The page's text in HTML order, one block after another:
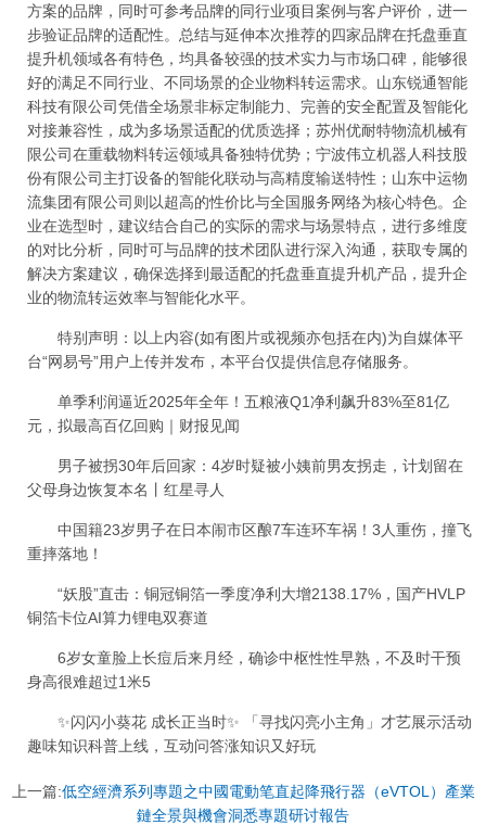
方案的品牌，同时可参考品牌的同行业项目案例与客户评价，进一
步验证品牌的适配性。总结与延伸本次推荐的四家品牌在托盘垂直
提升机领域各有特色，均具备较强的技术实力与市场口碑，能够很
好的满足不同行业、不同场景的企业物料转运需求。山东锐通智能
科技有限公司凭借全场景非标定制能力、完善的安全配置及智能化
对接兼容性，成为多场景适配的优质选择；苏州优耐特物流机械有
限公司在重载物料转运领域具备独特优势；宁波伟立机器人科技股
份有限公司主打设备的智能化联动与高精度输送特性；山东中运物
流集团有限公司则以超高的性价比与全国服务网络为核心特色。企
业在选型时，建议结合自己的实际的需求与场景特点，进行多维度
的对比分析，同时可与品牌的技术团队进行深入沟通，获取专属的
解决方案建议，确保选择到最适配的托盘垂直提升机产品，提升企
业的物流转运效率与智能化水平。
特别声明：以上内容(如有图片或视频亦包括在内)为自媒体平
台“网易号”用户上传并发布，本平台仅提供信息存储服务。
单季利润逼近2025年全年！五粮液Q1净利飙升83%至81亿
元，拟最高百亿回购｜财报见闻
男子被拐30年后回家：4岁时疑被小姨前男友拐走，计划留在
父母身边恢复本名丨红星寻人
中国籍23岁男子在日本闹市区酿7车连环车祸！3人重伤，撞飞
重摔落地！
“妖股”直击：铜冠铜箔一季度净利大增2138.17%，国产HVLP
铜箔卡位AI算力锂电双赛道
6岁女童脸上长痘后来月经，确诊中枢性性早熟，不及时干预
身高很难超过1米5
✨闪闪小葵花 成长正当时✨ 「寻找闪亮小主角」才艺展示活动
趣味知识科普上线，互动问答涨知识又好玩
上一篇:低空經濟系列專題之中國電動笔直起降飛行器（eVTOL）產業
鏈全景與機會洞悉專題研讨報告